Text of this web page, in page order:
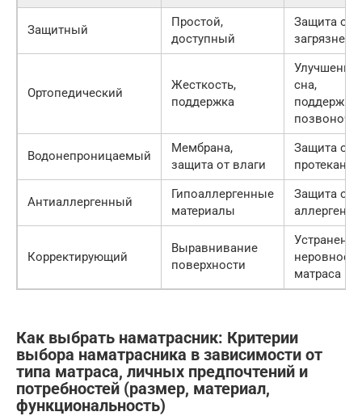
Защитный
Простой,
доступный
Защита от
Ортопедический
Жесткость,
поддержка
Улучшение
сна,
поддержка
Водонепроницаемый
Мембрана,
защита от влаги
Защита от
протеканий
Антиаллергенный
Гипоаллергенные
материалы
Защита от
аллергенов
Корректирующий
Выравнивание
поверхности
Устранение
матраса
Как выбрать наматрасник: Критерии
выбора наматрасника в зависимости от
типа матраса, личных предпочтений и
потребностей (размер, материал,
функциональность)